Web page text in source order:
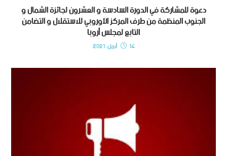
دعوة للمشاركة في الدورة السادسة و العشرون لجائزة الشمال و
الجنوب المنظمة من طرف المركز الأوروبي للاستقلال و التضامن
التابع لمجلس أروبا
14 أبريل، 2021